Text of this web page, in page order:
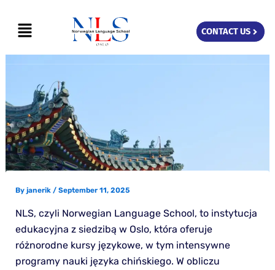
content
Menu CONTACT US
By janerik / September 11, 2025
NLS, czyli Norwegian Language School, to instytucja
edukacyjna z siedzibą w Oslo, która oferuje
różnorodne kursy językowe, w tym intensywne
programy nauki języka chińskiego. W obliczu